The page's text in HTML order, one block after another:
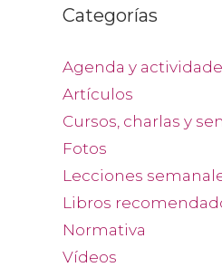
Categorías
Agenda y
Artículos
Cursos, charlas y
Fotos
Lecciones
Libros
Normativa
Vídeos